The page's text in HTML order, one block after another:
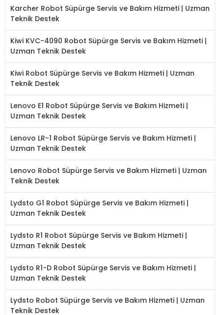
Karcher Robot Süpürge Servis ve Bakım Hizmeti | Uzman
Teknik Destek
Kiwi KVC-4090 Robot Süpürge Servis ve Bakım Hizmeti |
Uzman Teknik Destek
Kiwi Robot Süpürge Servis ve Bakım Hizmeti | Uzman
Teknik Destek
Lenovo E1 Robot Süpürge Servis ve Bakım Hizmeti |
Uzman Teknik Destek
Lenovo LR-1 Robot Süpürge Servis ve Bakım Hizmeti |
Uzman Teknik Destek
Lenovo Robot Süpürge Servis ve Bakım Hizmeti | Uzman
Teknik Destek
Lydsto G1 Robot Süpürge Servis ve Bakım Hizmeti |
Uzman Teknik Destek
Lydsto R1 Robot Süpürge Servis ve Bakım Hizmeti |
Uzman Teknik Destek
Lydsto R1-D Robot Süpürge Servis ve Bakım Hizmeti |
Uzman Teknik Destek
Lydsto Robot Süpürge Servis ve Bakım Hizmeti | Uzman
Teknik Destek